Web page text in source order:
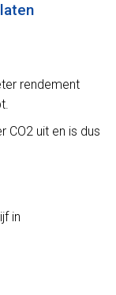
rendement
CO2 uit en is dus
in